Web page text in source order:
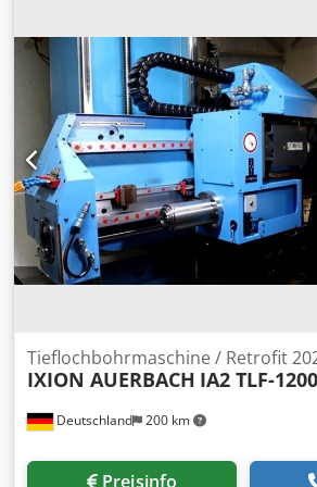
Zustellgeschwindigkeit X Achse .. 500
Zustellgeschwindigkeit R Achse .. 300
Urjfx An Nsk - Zustellgeschwindigkeit Z
mm/sek. - Verfahrbereich X Achse ..
Verfahrbereich R Achse .. max. 250 mm
8000 U/min c-Achse 0,001 0
der Frässtationen 4+5 driven
M70 Anzahl Achsen 5+2 St.
Maschinengewicht ca. 2850 kg Dcjdpfx
Raumbedarf ca. 2,5 x 1,4 x 1,75 + FMB
Citizen L32-1M8, Baujahr 01/2019 mit
turbo 3-36. Kühlmittel- und Spänetank,
Feuerlöscheinrichtung GBL Funktion
Funktion: nein. ON/OFF 29.564h (Stand
Betriebsstunden 26.607h (Stand
Deutschland 200 km
Tieflochbohrmaschine / Retrofit
IXION AUERBACH IA2 TLF-
Preisinfo